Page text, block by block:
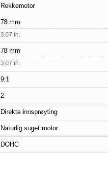
Rekkemotor
78 mm
3.07 in.
78 mm
3.07 in.
9:1
2
Direkte innsprøyting
Naturlig suget motor
DOHC